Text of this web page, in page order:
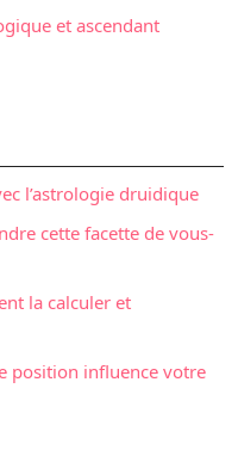
et ascendant
l’astrologie druidique
cette facette de vous-
la calculer et
position influence votre